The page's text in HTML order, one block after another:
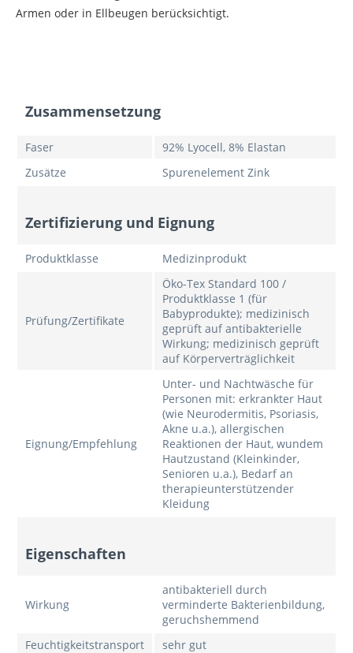
Armen oder in Ellbeugen berücksichtigt.
Zusammensetzung
Faser
92% Lyocell, 8% Elastan
Zusätze
Spurenelement Zink
Zertifizierung und Eignung
Produktklasse Medizinprodukt
Prüfung/Zertifikate
Öko-Tex Standard 100 /
Produktklasse 1 (für
Babyprodukte); medizinisch
geprüft auf antibakterielle
Wirkung; medizinisch geprüft
auf Körperverträglichkeit
Eignung/Empfehlung
Unter- und Nachtwäsche für
Personen mit: erkrankter Haut
(wie Neurodermitis, Psoriasis,
Akne u.a.), allergischen
Reaktionen der Haut, wundem
Hautzustand (Kleinkinder,
Senioren u.a.), Bedarf an
therapieunterstützender
Kleidung
Eigenschaften
Wirkung
antibakteriell durch
verminderte Bakterienbildung,
geruchshemmend
Feuchtigkeitstransport
sehr gut